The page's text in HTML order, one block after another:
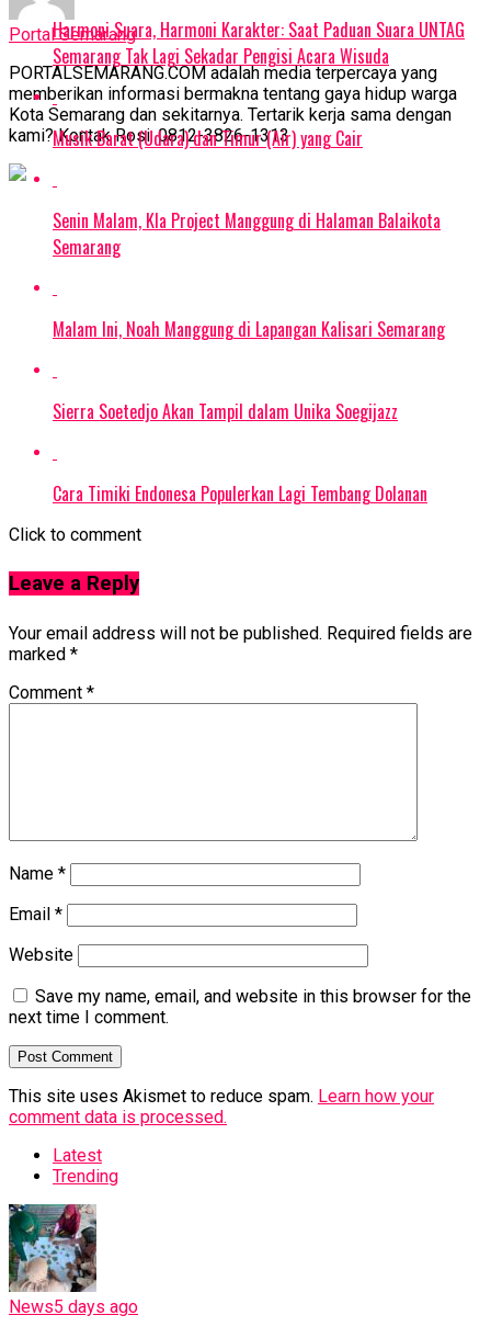
Portal Semarang
PORTALSEMARANG.COM adalah media terpercaya yang
memberikan informasi bermakna tentang gaya hidup warga
Kota Semarang dan sekitarnya. Tertarik kerja sama dengan
kami? Kontak Rosi: 0812-3826-1313
Harmoni Suara, Harmoni Karakter: Saat Paduan Suara UNTAG
Semarang Tak Lagi Sekadar Pengisi Acara Wisuda
Musik Barat (Udara) dan Timur (Air) yang Cair
Senin Malam, Kla Project Manggung di Halaman Balaikota
Semarang
Malam Ini, Noah Manggung di Lapangan Kalisari Semarang
Sierra Soetedjo Akan Tampil dalam Unika Soegijazz
Cara Timiki Endonesa Populerkan Lagi Tembang Dolanan
Click to comment
Leave a Reply
Your email address will not be published. Required fields are
marked *
Comment *
Name *
Email *
Website
Save my name, email, and website in this browser for the
next time I comment.
This site uses Akismet to reduce spam. Learn how your
comment data is processed.
Latest
Trending
News5 days ago